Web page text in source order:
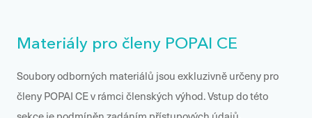
Materiály pro členy POPAI CE
Soubory odborných materiálů jsou exkluzivně určeny pro
členy POPAI CE v rámci členských výhod. Vstup do této